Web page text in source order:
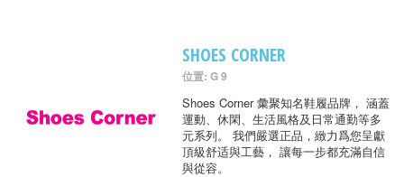
SHOES CORNER
位置: G 9
Shoes Corner 彙聚知名鞋履品牌， 涵蓋
運動、休閑、生活風格及日常通勤等多
元系列。 我們嚴選正品，緻力爲您呈獻
頂級舒适與工藝， 讓每一步都充滿自信
與從容。